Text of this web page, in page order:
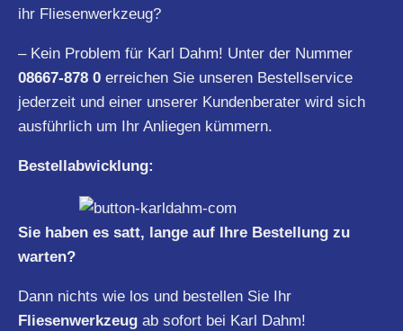
ihr Fliesenwerkzeug?
– Kein Problem für Karl Dahm! Unter der Nummer
08667-878 0 erreichen Sie unseren Bestellservice
jederzeit und einer unserer Kundenberater wird sich
ausführlich um Ihr Anliegen kümmern.
Bestellabwicklung:
Sie haben es satt, lange auf Ihre Bestellung zu
warten?
Dann nichts wie los und bestellen Sie Ihr
Fliesenwerkzeug ab sofort bei Karl Dahm!